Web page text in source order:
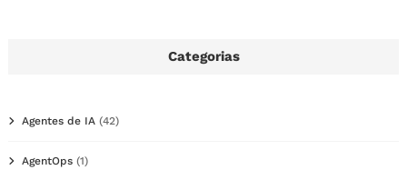
Categorias
Agentes de IA (42)
AgentOps (1)